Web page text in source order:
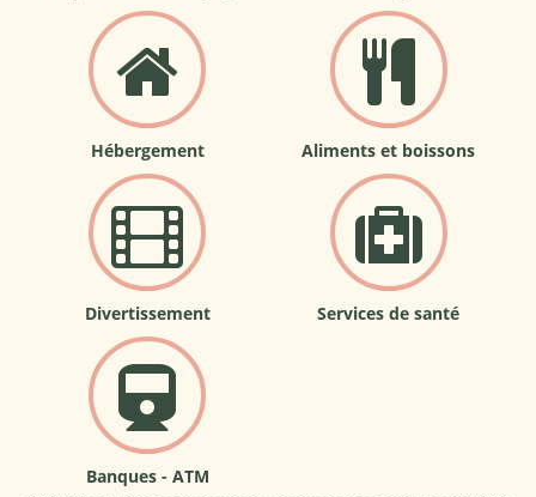
Hébergement Aliments et boissons
Divertissement Services de santé
Banques - ATM